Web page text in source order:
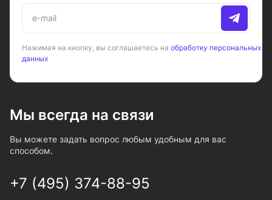
Нажимая на кнопку, вы соглашаетесь на обработку персональных
данных
Мы всегда на связи
Вы можете задать вопрос любым удобным для вас
способом.
+7 (495) 374-88-95